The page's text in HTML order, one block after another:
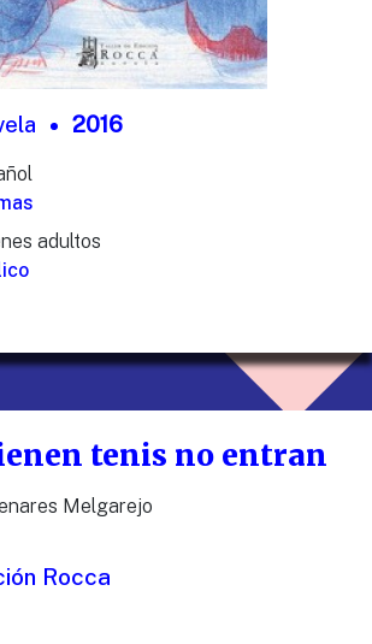
2016
adultos
tenis no entran
Melgarejo
Rocca